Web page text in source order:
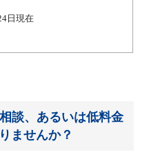
日現在
談、あるいは低料金
ませんか？